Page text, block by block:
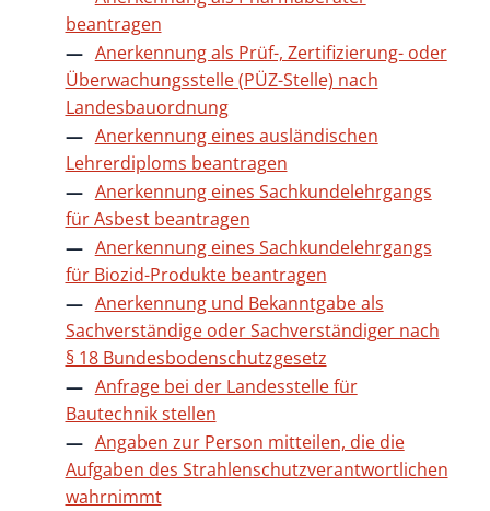
beantragen
Anerkennung als Prüf-, Zertifizierung- oder
Überwachungsstelle (PÜZ-Stelle) nach
Landesbauordnung
Anerkennung eines ausländischen
Lehrerdiploms beantragen
Anerkennung eines Sachkundelehrgangs
für Asbest beantragen
Anerkennung eines Sachkundelehrgangs
für Biozid-Produkte beantragen
Anerkennung und Bekanntgabe als
Sachverständige oder Sachverständiger nach
§ 18 Bundesbodenschutzgesetz
Anfrage bei der Landesstelle für
Bautechnik stellen
Angaben zur Person mitteilen, die die
Aufgaben des Strahlenschutzverantwortlichen
wahrnimmt